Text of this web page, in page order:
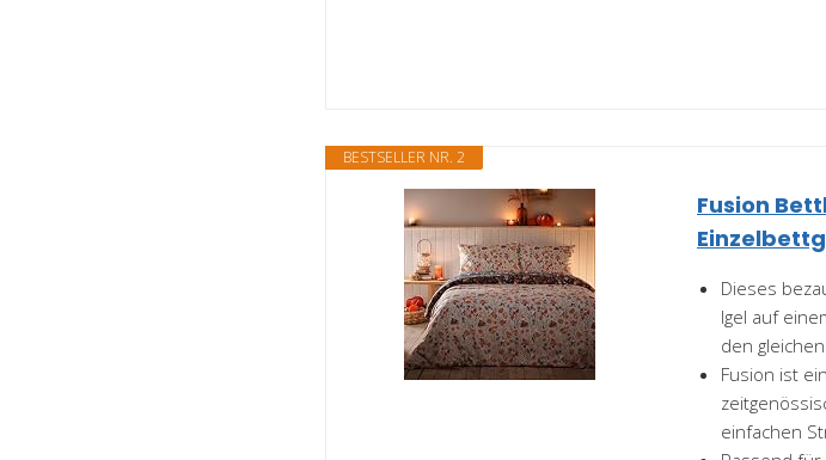
BESTSELLER NR. 2
Fusion
Dieses
Igel auf
den
Fusion ist
einfachen